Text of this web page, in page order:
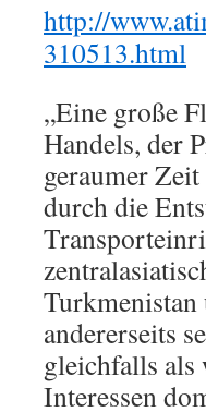
http://
310513.html
„Eine große
Handels, der
geraumer
durch die
andererseits
gleichfalls als
Interessen